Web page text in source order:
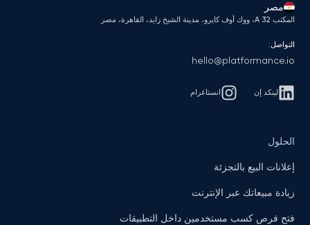
مصر
المكتب A 32، ووك أوف كايرو، مدينة الشيخ زايد، القاهرة، مصر
التواصل:
hello@platformance.io
لينكد إن انستاغرام
الحلول
إعلانات البيع بالتجزئة
زيادة مبيعاتك عبر الإنترنت
فتح فرص كسب مستخدمين داخل التطبيقات